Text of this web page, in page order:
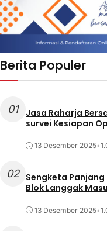
Berita Populer
01
Jasa Raharja
survei Kesiapan
13 Desember 2025•
02
Sengketa Panjang
Blok Langgak
13 Desember 2025•